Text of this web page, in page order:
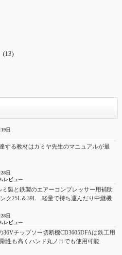
(13)
日
する教材はカミヤ先生のマニュアルが最
日
レビュー
ミ製と鉄製のエアーコンプレッサー用補助
ク25L＆39L 軽量で持ち運んだり中継機
日
レビュー
36Vチップソー切断機CD3605DFAは鉄工用
性も高くハンド丸ノコでも使用可能